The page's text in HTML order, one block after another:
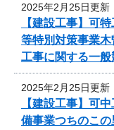
2025年2月25日更新
【建設工事】可
等特別対策事業
工事に関する一
2025年2月25日更新
【建設工事】可
備事業つちのこ